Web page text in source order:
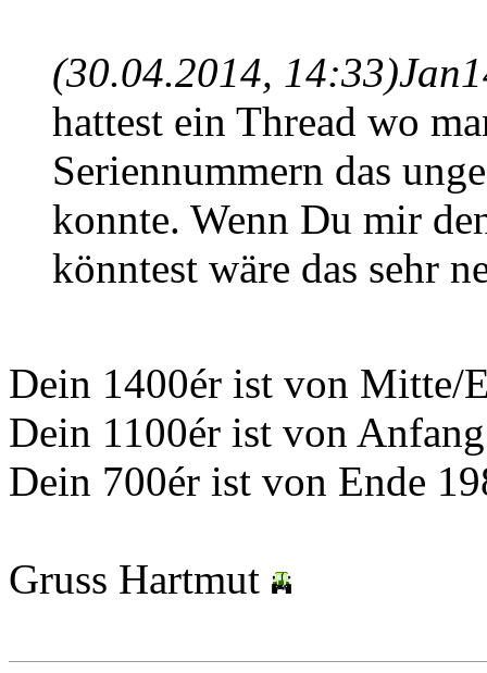
(30.04.2014, 14:33)
hattest ein Thread wo
Seriennummern das
konnte. Wenn Du mir
könntest wäre das sehr
Dein 1400ér ist von Mitte/
Dein 1100ér ist von
Dein 700ér ist von Ende
Gruss Hartmut